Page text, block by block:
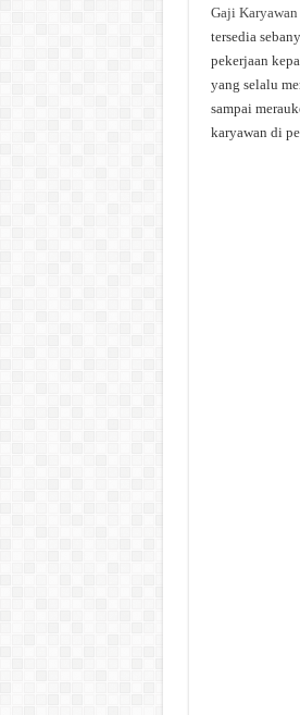
Gaji
tersedia
pekerjaan
yang selalu
sampai
karyawan di